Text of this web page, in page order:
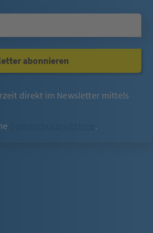
abonnieren
direkt im Newsletter mittels
.